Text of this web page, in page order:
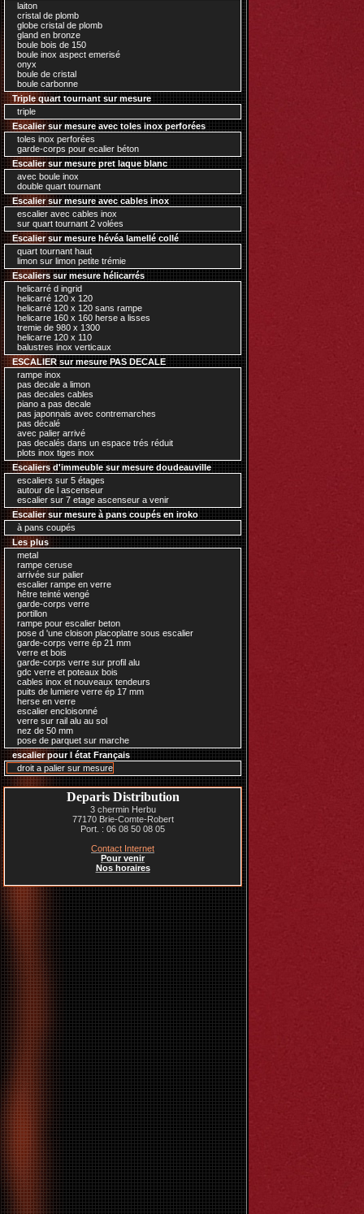
laiton
cristal de plomb
globe cristal de plomb
gland en bronze
boule bois de 150
boule inox aspect emerisé
onyx
boule de cristal
boule carbonne
Triple quart tournant sur mesure
triple
Escalier sur mesure avec toles inox perforées
toles inox perforées
garde-corps pour ecalier béton
Escalier sur mesure pret laque blanc
avec boule inox
double quart tournant
Escalier sur mesure avec cables inox
escalier avec cables inox
sur quart tournant 2 volées
Escalier sur mesure hévéa lamellé collé
quart tournant haut
limon sur limon petite trémie
Escaliers sur mesure hélicarrés
helicarré d ingrid
helicarré 120 x 120
helicarré 120 x 120 sans rampe
helicarre 160 x 160 herse a lisses
tremie de 980 x 1300
helicarre 120 x 110
balustres inox verticaux
ESCALIER sur mesure PAS DECALE
rampe inox
pas decale a limon
pas decales cables
piano a pas decale
pas japonnais avec contremarches
pas décalé
avec palier arrivé
pas decalés dans un espace trés réduit
plots inox tiges inox
Escaliers d'immeuble sur mesure doudeauville
escaliers sur 5 étages
autour de l ascenseur
escalier sur 7 etage ascenseur a venir
Escalier sur mesure à pans coupés en iroko
à pans coupés
Les plus
metal
rampe ceruse
arrivée sur palier
escalier rampe en verre
hêtre teinté wengé
garde-corps verre
portillon
rampe pour escalier beton
pose d 'une cloison placoplatre sous escalier
garde-corps verre ép 21 mm
verre et bois
garde-corps verre sur profil alu
gdc verre et poteaux bois
cables inox et nouveaux tendeurs
puits de lumiere verre ép 17 mm
herse en verre
escalier encloisonné
verre sur rail alu au sol
nez de 50 mm
pose de parquet sur marche
escalier pour l état Français
droit a palier sur mesure
Deparis Distribution
3 chermin Herbu
77170 Brie-Comte-Robert
Port. : 06 08 50 08 05
Contact Internet
Pour venir
Nos horaires